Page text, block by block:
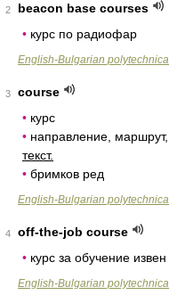
2
beacon base courses
• курс по радиофар
English-Bulgarian
3
course
• курс
• направление,
текст.
• бримков ред
English-Bulgarian
4
off-the-job course
• курс за обучение
English-Bulgarian